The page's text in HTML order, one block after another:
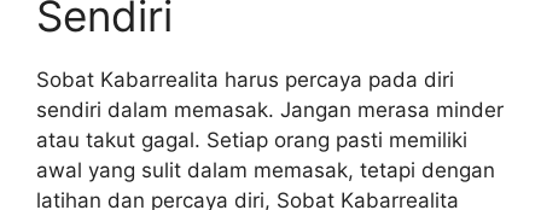
Sendiri
Sobat Kabarrealita harus percaya pada diri
sendiri dalam memasak. Jangan merasa minder
atau takut gagal. Setiap orang pasti memiliki
awal yang sulit dalam memasak, tetapi dengan
latihan dan percaya diri, Sobat Kabarrealita